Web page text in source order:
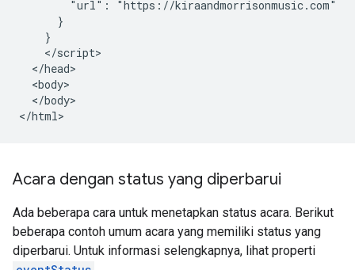
        "url": "https://kiraandmorrisonmusic.com"
      }
    }
    </script>
  </head>
  <body>
  </body>
</html>
Acara dengan status yang diperbarui
Ada beberapa cara untuk menetapkan status acara. Berikut
beberapa contoh umum acara yang memiliki status yang
diperbarui. Untuk informasi selengkapnya, lihat properti